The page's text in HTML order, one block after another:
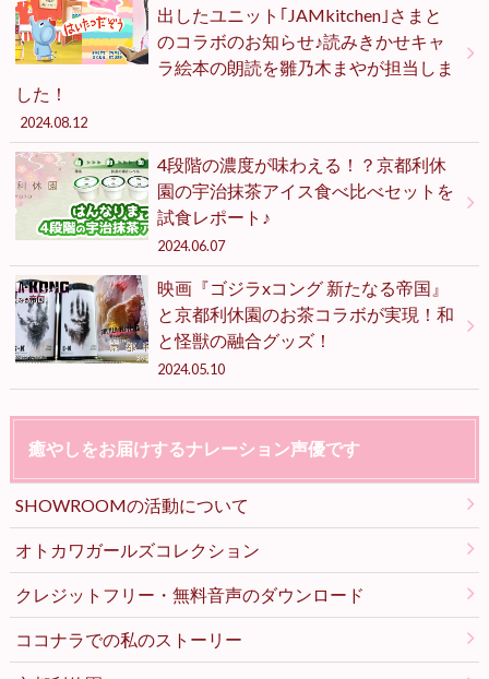
出したユニット｢JAMkitchen｣さまと
のコラボのお知らせ♪読みきかせキャ
ラ絵本の朗読を雛乃木まやが担当しま
した！
2024.08.12
4段階の濃度が味わえる！？京都利休
園の宇治抹茶アイス食べ比べセットを
試食レポート♪
2024.06.07
映画『ゴジラxコング 新たなる帝国』
と京都利休園のお茶コラボが実現！和
と怪獣の融合グッズ！
2024.05.10
癒やしをお届けするナレーション声優です
SHOWROOMの活動について
オトカワガールズコレクション
クレジットフリー・無料音声のダウンロード
ココナラでの私のストーリー